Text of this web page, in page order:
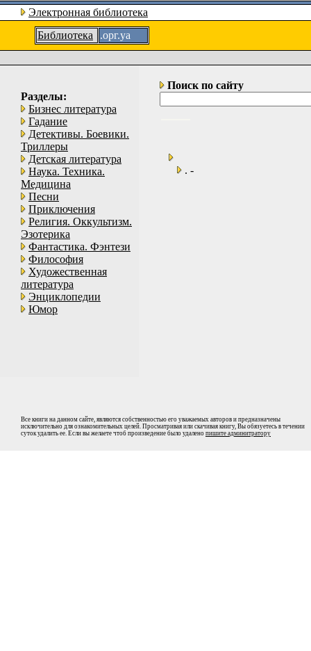
Электронная библиотека
Библиотека
.орг.уа
Разделы:
Бизнес литература
Гадание
Детективы. Боевики.
Триллеры
Детская литература
Наука. Техника.
Медицина
Песни
Приключения
Религия. Оккультизм.
Эзотерика
Фантастика. Фэнтези
Философия
Художественная
литература
Энциклопедии
Юмор
Поиск по сайту
. -
Все книги на данном сайте, являются собственностью его уважаемых авторов и предназначены
исключительно для ознакомительных целей. Просматривая или скачивая книгу, Вы обязуетесь в течении
суток удалить ее. Если вы желаете чтоб произведение было удалено пишите админитратору